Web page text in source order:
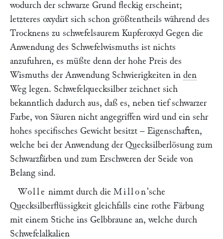
wodurch der schwarze Grund fleckig erscheint;
letzteres oxydirt sich schon größtentheils während des
Trocknens zu schwefelsaurem Kupferoxyd Gegen die
Anwendung des Schwefelwismuths ist nichts
anzufuhren, es müßte denn der hohe Preis des
Wismuths der Anwendung Schwierigkeiten in den
Weg legen. Schwefelquecksilber zeichnet sich
bekanntlich dadurch aus, daß es, neben tief schwarzer
Farbe, von Säuren nicht angegriffen wird und ein sehr
hohes specifisches Gewicht besitzt – Eigenschaften,
welche bei der Anwendung der Quecksilberlösung zum
Schwarzfärben und zum Erschweren der Seide von
Belang sind.
Wolle nimmt durch dieMillon'sche
Quecksilberflüssigkeit gleichfalls eine rothe Färbung
mit einem Stiche ins Gelbbraune an, welche durch
Schwefelalkalien